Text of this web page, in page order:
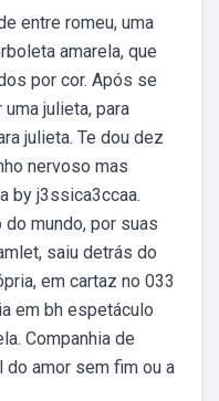
entre romeu, uma
amarela, que
por cor. Após se
uma julieta, para
julieta. Te dou dez
nervoso mas
by j3ssica3ccaa.
mundo, por suas
saiu detrás do
em cartaz no 033
em bh espetáculo
Companhia de
amor sem fim ou a